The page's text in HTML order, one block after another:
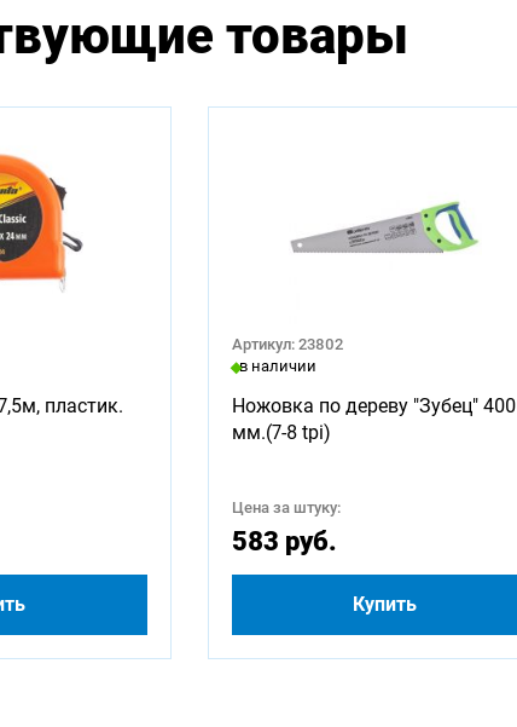
товары
пластик.
Артикул: 23802
в наличии
Ножовка по дереву "Зубец" 400
мм.(7-8 tpi)
Цена за штуку:
583 руб.
Купить